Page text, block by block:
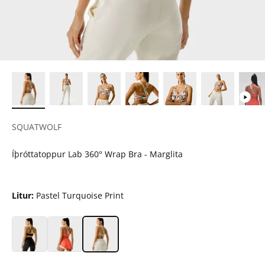
SQUATWOLF
Íþróttatoppur Lab 360° Wrap Bra - Marglita
Litur: Pastel Turquoise Print